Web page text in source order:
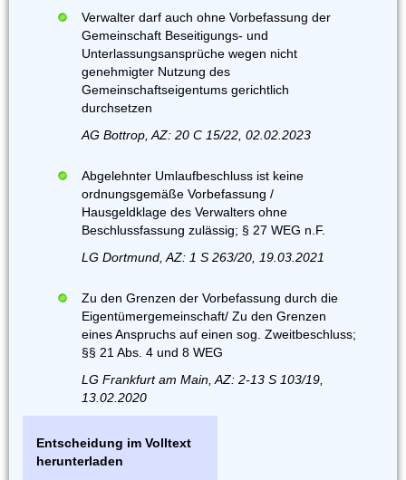
Verwalter darf auch ohne Vorbefassung der
Gemeinschaft Beseitigungs- und
Unterlassungsansprüche wegen nicht
genehmigter Nutzung des
Gemeinschaftseigentums gerichtlich
durchsetzen
AG Bottrop, AZ: 20 C 15/22, 02.02.2023
Abgelehnter Umlaufbeschluss ist keine
ordnungsgemäße Vorbefassung /
Hausgeldklage des Verwalters ohne
Beschlussfassung zulässig; § 27 WEG n.F.
LG Dortmund, AZ: 1 S 263/20, 19.03.2021
Zu den Grenzen der Vorbefassung durch die
Eigentümergemeinschaft/ Zu den Grenzen
eines Anspruchs auf einen sog. Zweitbeschluss;
§§ 21 Abs. 4 und 8 WEG
LG Frankfurt am Main, AZ: 2-13 S 103/19,
13.02.2020
Entscheidung im Volltext
herunterladen